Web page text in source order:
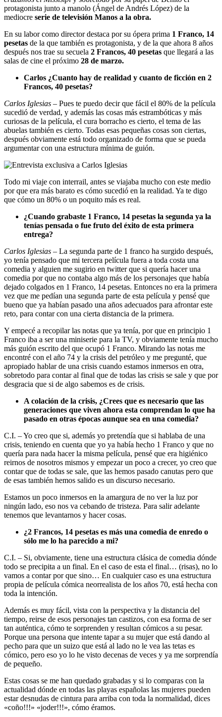
protagonista junto a manolo (Ángel de Andrés López) de la
mediocre serie de televisión Manos a la obra.
En su labor como director destaca por su ópera prima 1 Franco, 14
pesetas de la que también es protagonista, y de la que ahora 8 años
después nos trae su secuela 2 Francos, 40 pesetas que llegará a las
salas de cine el próximo 28 de marzo.
Carlos ¿Cuanto hay de realidad y cuanto de ficción en 2
Francos, 40 pesetas?
Carlos Iglesias – Pues te puedo decir que fácil el 80% de la película
sucedió de verdad, y además las cosas más estrambóticas y más
curiosas de la película, el cura borracho es cierto, el tema de las
abuelas también es cierto. Todas esas pequeñas cosas son ciertas,
después obviamente está todo organizado de forma que se pueda
argumentar con una estructura mínima de guión.
Todo mi viaje con interrail, antes se viajaba mucho con este medio
por que era más barato es cómo sucedió en la realidad. Ya te digo
que cómo un 80% o un poquito más es real.
¿Cuando grabaste 1 Franco, 14 pesetas la segunda ya la
tenías pensada o fue fruto del éxito de esta primera
entrega?
Carlos Iglesias – La segunda parte de 1 franco ha surgido después,
yo tenía pensado que mi tercera película fuera a toda costa una
comedia y alguien me sugirio en twitter que si quería hacer una
comedia por que no contaba algo más de los personajes que había
dejado colgados en 1 Franco, 14 pesetas. Entonces no era la primera
vez que me pedían una segunda parte de esta película y pensé que
bueno que ya habían pasado una años adecuados para afrontar este
reto, para contar con una cierta distancia de la primera.
Y empecé a recopilar las notas que ya tenía, por que en principio 1
Franco iba a ser una miniserie para la TV, y obviamente tenía mucho
más guión escrito del que ocupó 1 Franco. Mirando las notas me
encontré con el año 74 y la crisis del petróleo y me pregunté, que
apropiado hablar de una crisis cuando estamos inmersos en otra,
sobretodo para contar al final que de todas las crisis se sale y que por
desgracia que si de algo sabemos es de crisis.
A colación de la crisis, ¿Crees que es necesario que las
generaciones que viven ahora esta comprendan lo que ha
pasado en otras épocas aunque sea en una comedia?
C.I. – Yo creo que si, además yo pretendía que si hablaba de una
crisis, teniendo en cuenta que yo ya había hecho 1 Franco y que no
quería para nada hacer la misma película, pensé que era higiénico
reirnos de nosotros mismos y empezar un poco a crecer, yo creo que
contar que de todas se sale, que las hemos pasado canutas pero que
de esas también hemos salido es un discurso necesario.
Estamos un poco inmersos en la amargura de no ver la luz por
ningún lado, eso nos va cebando de tristeza. Para salir adelante
tenemos que levantarnos y hacer cosas.
¿2 Francos, 14 pesetas es más una comedia de enredo o
sólo me lo ha parecido a mi?
C.I. – Si, obviamente, tiene una estructura clásica de comedia dónde
todo se precipita a un final. En el caso de esta el final… (risas), no lo
vamos a contar por que sino… En cualquier caso es una estructura
propia de película cómica neorrealista de los años 70, está hecha con
toda la intención.
Además es muy fácil, vista con la perspectiva y la distancia del
tiempo, reirse de esos personajes tan castizos, con esa forma de ser
tan auténtica, cómo te sorprenden y resultan cómicos a su pesar.
Porque una persona que intente tapar a su mujer que está dando al
pecho para que un suizo que está al lado no le vea las tetas es
cómico, pero eso yo lo he visto decenas de veces y ya me sorprendía
de pequeño.
Estas cosas se me han quedado grabadas y si lo comparas con la
actualidad dónde en todas las playas españolas las mujeres pueden
estar desnudas de cintura para arriba con toda la normalidad, dices
«coño!!!» «joder!!!», cómo éramos.